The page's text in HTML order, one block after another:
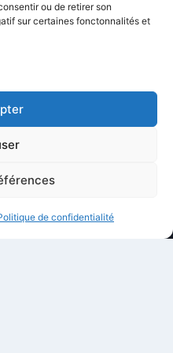
ou de retirer son
sur certaines fonctonnalités et
de confidentialité